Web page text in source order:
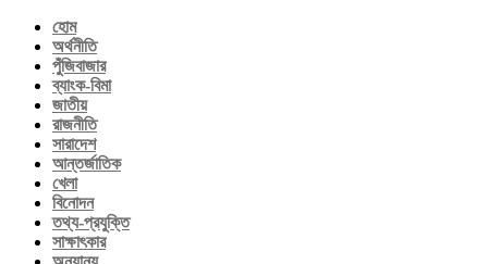
হোম
অর্থনীতি
পুঁজিবাজার
ব্যাংক-বিমা
জাতীয়
রাজনীতি
সারাদেশ
আন্তর্জাতিক
খেলা
বিনোদন
তথ্য-প্রযুক্তি
সাক্ষাৎকার